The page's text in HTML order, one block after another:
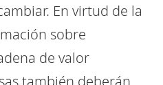
En virtud de la
sobre
de valor
también deberán